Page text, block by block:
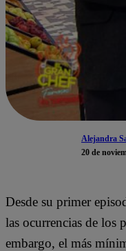
Alejandra
20 de
Desde su primer
las ocurrencias de los
embargo, el más